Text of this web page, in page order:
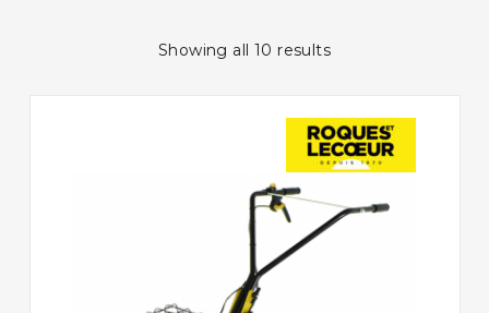
Showing all 10 results